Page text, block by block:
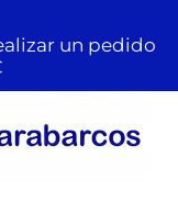
un pedido